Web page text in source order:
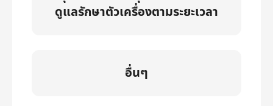
ดูแลรักษาตัวเครื่องตามระยะเวลา
อื่นๆ